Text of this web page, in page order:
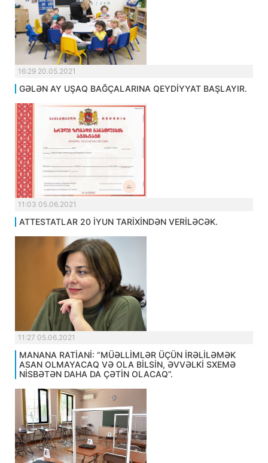
16:29 20.05.2021
GƏLƏN AY UŞAQ BAĞÇALARINA QEYDİYYAT BAŞLAYIR.
11:03 05.06.2021
ATTESTATLAR 20 İYUN TARİXİNDƏN VERİLƏCƏK.
11:27 05.06.2021
MANANA RATİANİ: “MÜƏLLİMLƏR ÜÇÜN İRƏLİLƏMƏK
ASAN OLMAYACAQ VƏ OLA BİLSİN, ƏVVƏLKİ SXEMƏ
NİSBƏTƏN DAHA DA ÇƏTİN OLACAQ”.